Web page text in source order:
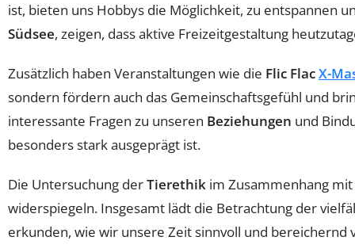
ist, bieten uns Hobbys die Möglichkeit, zu entspannen
Südsee, zeigen, dass aktive Freizeitgestaltung
Zusätzlich haben Veranstaltungen wie die Flic FlacX-
sondern fördern auch das Gemeinschaftsgefühl und
interessante Fragen zu unseren Beziehungen und
besonders stark ausgeprägt ist.
Die Untersuchung derTierethik im Zusammenhang
widerspiegeln. Insgesamt lädt die Betrachtung der
erkunden, wie wir unsere Zeit sinnvoll und bereichernd